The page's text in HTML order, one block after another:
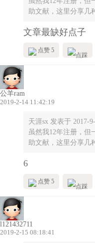
助文献，这里分享几
文章最缺好点子
点赞 5
公羊ram
2019-2-14 11:42:19
天涯sx 发表于 2017-
虽然我12年注册，但
助文献，这里分享几
6
点赞 5
l121432711
2019-2-15 08:18:41